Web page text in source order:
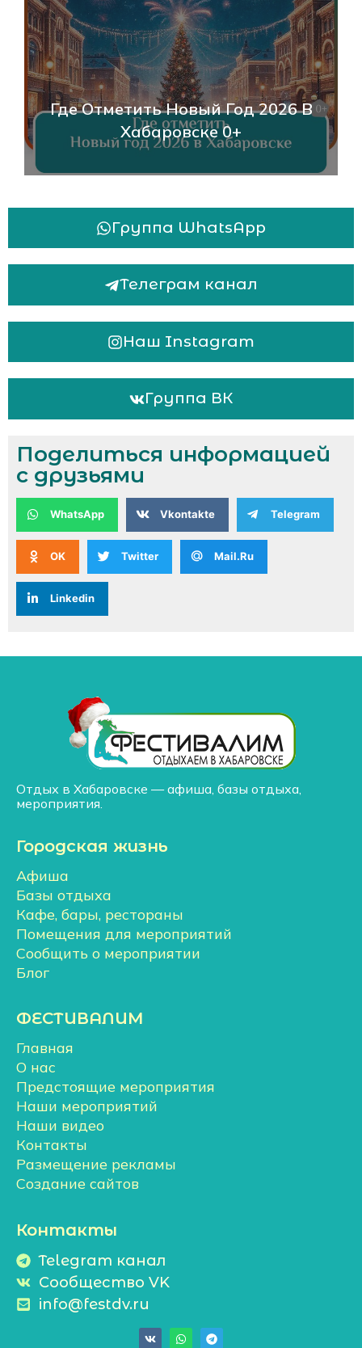
День Народного Единства В
Хабаровске 2025: Программа,
События И Как Отметить 0+
Группа WhatsApp
Телеграм канал
Наш Instagram
Группа ВК
Поделиться информацией
с друзьями
WhatsApp Vkontakte Telegram
OK Twitter Mail.Ru
Linkedin
Отдых в Хабаровске — афиша, базы отдыха,
мероприятия.
Городская жизнь
Афиша
Базы отдыха
Кафе, бары, рестораны
Помещения для мероприятий
Сообщить о мероприятии
Блог
ФЕСТИВАЛИМ
Главная
О нас
Предстоящие мероприятия
Наши мероприятий
Наши видео
Контакты
Размещение рекламы
Создание сайтов
Контакты
Telegram канал
Сообщество VK
info@festdv.ru